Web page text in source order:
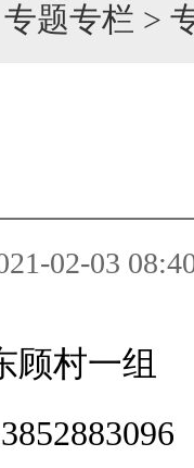
专题专栏 >
02-03
村一组